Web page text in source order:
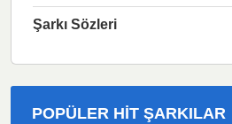
Şarkı Sözleri
POPÜLER HIT ŞARKILAR